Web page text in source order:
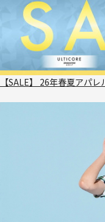
【SALE】 26年春夏アパ